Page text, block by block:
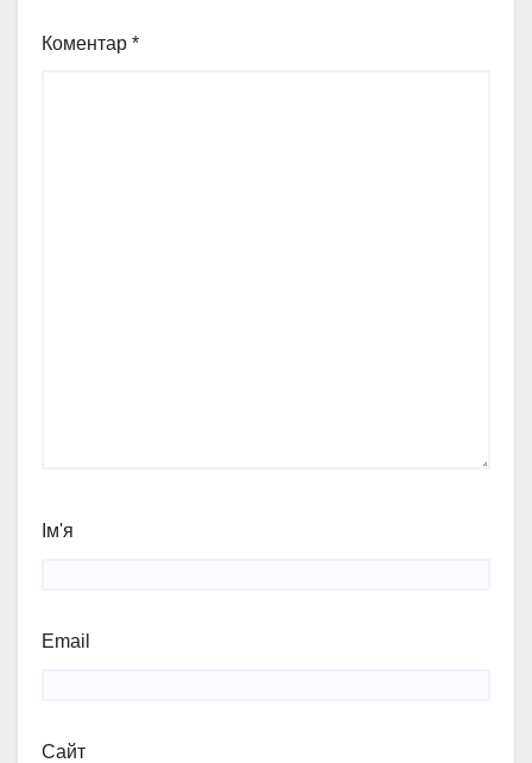
Коментар *
Ім'я
Email
Сайт